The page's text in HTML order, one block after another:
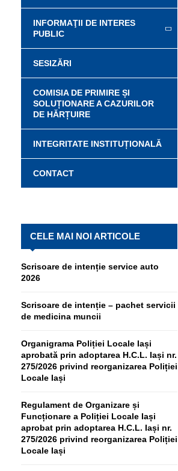
INFORMAŢII DE INTERES
PUBLIC
SESIZĂRI
COMISIA DE PRIMIRE ȘI
SOLUȚIONARE A CAZURILOR
DE HĂRȚUIRE
INTEGRITATE INSTITUȚIONALĂ
CONTACT
CELE MAI NOI ARTICOLE
Scrisoare de intenție service auto
2026
Scrisoare de intenție – pachet servicii
de medicina muncii
Organigrama Poliției Locale Iași
aprobată prin adoptarea H.C.L. Iași nr.
275/2026 privind reorganizarea Poliției
Locale Iași
Regulament de Organizare și
Funcționare a Poliției Locale Iași
aprobat prin adoptarea H.C.L. Iași nr.
275/2026 privind reorganizarea Poliției
Locale Iași